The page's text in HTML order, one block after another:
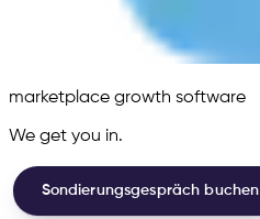
marketplace growth software
We get you in.
Sondierungsgespräch buchen